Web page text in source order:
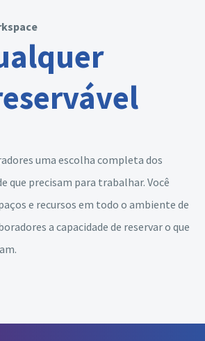
uma escolha completa dos
que precisam para trabalhar. Você
e recursos em todo o ambiente de
a capacidade de reservar o que